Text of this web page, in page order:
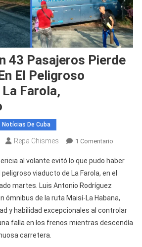
43 Pasajeros Pierde
El Peligroso
Farola,
Notícias De Cuba
Repa Chismes 1 ComentarioEn
Con
43
Pierde
Los
Frenos
al volante evitó lo que pudo haber
viaducto de La Farola, en el
martes. Luis Antonio Rodríguez
ómnibus de la ruta Maisí-La Habana,
y habilidad excepcionales al controlar
falla en los frenos mientras descendía
carretera.